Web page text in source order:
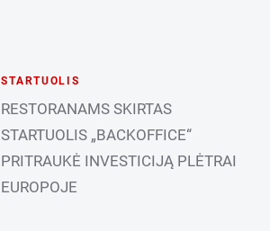
STARTUOLIS
RESTORANAMS SKIRTAS
STARTUOLIS „BACKOFFICE“
PRITRAUKĖ INVESTICIJĄ PLĖTRAI
EUROPOJE